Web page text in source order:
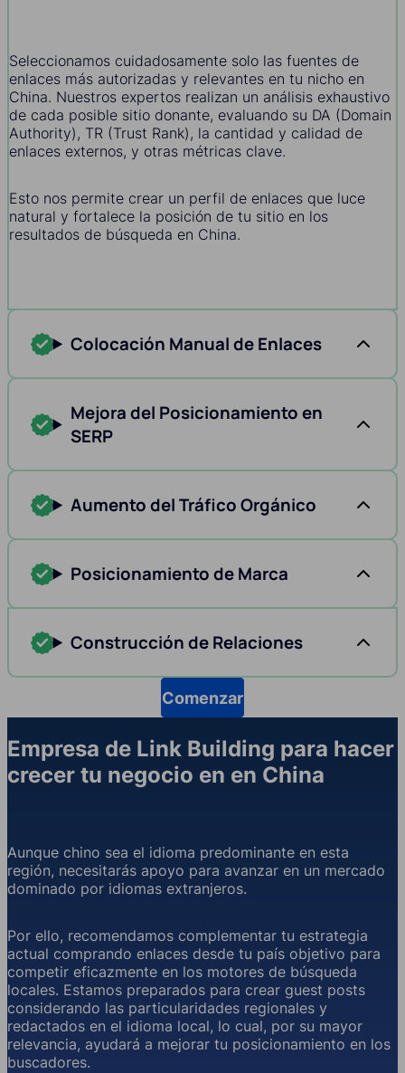
Seleccionamos cuidadosamente solo las fuentes de
enlaces más autorizadas y relevantes en tu nicho en
China. Nuestros expertos realizan un análisis exhaustivo
de cada posible sitio donante, evaluando su DA (Domain
Authority), TR (Trust Rank), la cantidad y calidad de
enlaces externos, y otras métricas clave.
Esto nos permite crear un perfil de enlaces que luce
natural y fortalece la posición de tu sitio en los
resultados de búsqueda en China.
Colocación Manual de Enlaces
Mejora del Posicionamiento en
SERP
Aumento del Tráfico Orgánico
Posicionamiento de Marca
Construcción de Relaciones
Comenzar
Empresa de Link Building para hacer
crecer tu negocio en en China
Aunque chino sea el idioma predominante en esta
región, necesitarás apoyo para avanzar en un mercado
dominado por idiomas extranjeros.
Por ello, recomendamos complementar tu estrategia
actual comprando enlaces desde tu país objetivo para
competir eficazmente en los motores de búsqueda
locales. Estamos preparados para crear guest posts
considerando las particularidades regionales y
redactados en el idioma local, lo cual, por su mayor
relevancia, ayudará a mejorar tu posicionamiento en los
buscadores.